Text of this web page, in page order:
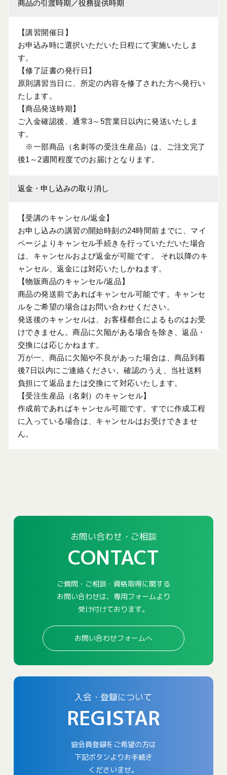
商品の引渡時期／役務提供時期
【講習開催日】
お申込み時に選択いただいた日程にて実施いたしま
す。
【修了証書の発行日】
原則講習当日に、所定の内容を修了された方へ発行い
たします。
【商品発送時期】
ご入金確認後、通常3～5営業日以内に発送いたしま
す。
※一部商品（名刺等の受注生産品）は、ご注文完了
後1～2週間程度でのお届けとなります。
返金・申し込みの取り消し
【受講のキャンセル/返金】
お申し込みの講習の開始時刻の24時間前までに、マイ
ページよりキャンセル手続きを行っていただいた場合
は、キャンセルおよび返金が可能です。 それ以降のキ
ャンセル、返金には対応いたしかねます。
【物販商品のキャンセル/返品】
商品の発送前であればキャンセル可能です。キャンセ
ルをご希望の場合はお問い合わせください。
発送後のキャンセルは、お客様都合によるものはお受
けできません。商品に欠陥がある場合を除き、返品・
交換には応じかねます。
万が一、商品に欠陥や不良があった場合は、商品到着
後7日以内にご連絡ください。確認のうえ、当社送料
負担にて返品または交換にて対応いたします。
【受注生産品（名刺）のキャンセル】
作成前であればキャンセル可能です。すでに作成工程
に入っている場合は、キャンセルはお受けできませ
ん。
お問い合わせ・ご相談
CONTACT
ご質問・ご相談・資格取得に関する
お問い合わせは、専用フォームより
受け付けております。
お問い合わせフォームへ
入会・登録について
REGISTAR
協会員登録をご希望の方は
下記ボタンよりお手続き
くださいませ。